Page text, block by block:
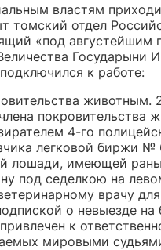
властям
томский отдел
«под августейшим
к работе:
животным.
покровительства
4-го
легковой биржи
лошади, имеющей
под седелкою на
врачу
о невыезде
к
мировыми